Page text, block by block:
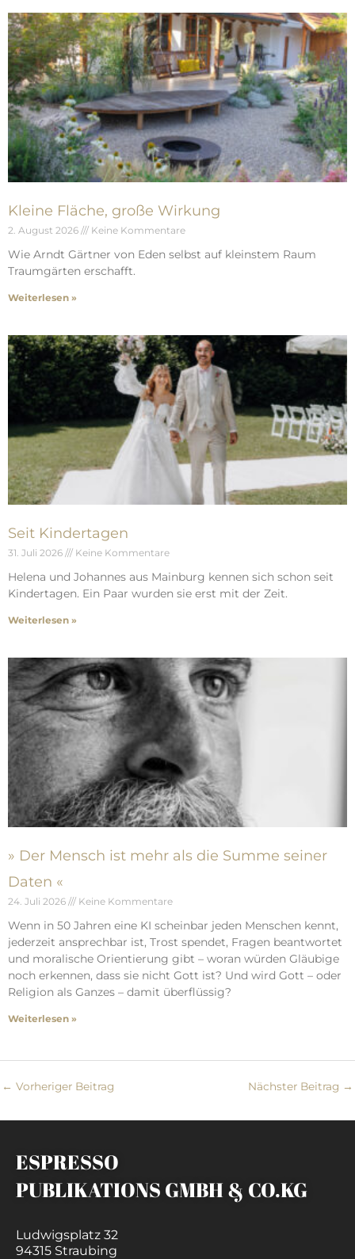
Kleine Fläche, große Wirkung
2. August 2026 Keine Kommentare
Wie Arndt Gärtner von Eden selbst auf kleinstem Raum
Traumgärten erschafft.
Weiterlesen »
Seit Kindertagen
31. Juli 2026 Keine Kommentare
Helena und Johannes aus Mainburg kennen sich schon seit
Kindertagen. Ein Paar wurden sie erst mit der Zeit.
Weiterlesen »
» Der Mensch ist mehr als die Summe seiner
Daten «
24. Juli 2026 Keine Kommentare
Wenn in 50 Jahren eine KI scheinbar jeden Menschen kennt,
jederzeit ansprechbar ist, Trost spendet, Fragen beantwortet
und moralische Orientierung gibt – woran würden Gläubige
noch erkennen, dass sie nicht Gott ist? Und wird Gott – oder
Religion als Ganzes – damit überflüssig?
Weiterlesen »
← Vorheriger Beitrag Nächster Beitrag →
ESPRESSO
PUBLIKATIONS GMBH & CO.KG
Ludwigsplatz 32
94315 Straubing